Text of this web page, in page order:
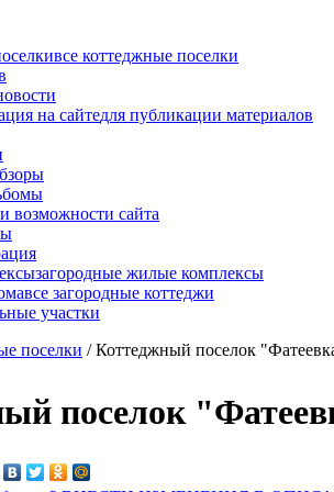
содержанию
все коттеджные поселки
на сайтедля публикации материалов
и возможности сайта
загородные жилые комплексы
все загородные коттеджи
участки
поселки /Коттеджный поселок
поселок